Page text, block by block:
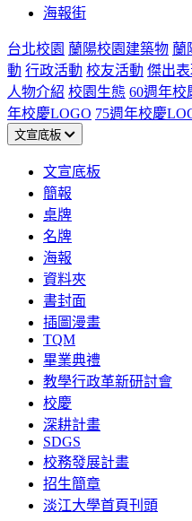
海報街
台北校園 蘭陽校園建築物 蘭
動 行政活動 校友活動 傑出
人物介紹 校園生態 60週年校
年校慶LOGO 75週年校慶
文宣底板
文宣底板
簡報
桌牌
名牌
海報
資料夾
書封面
插圖漫畫
TQM
畢業典禮
教學行政革新研討會
校慶
深耕計畫
SDGS
校務發展計畫
招生簡章
淡江大學首頁刊頭